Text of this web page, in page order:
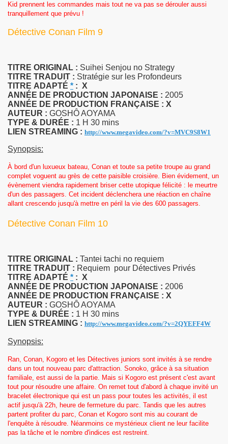
Kid prennent les commandes mais tout ne va pas se dérouler aussi
tranquillement que prévu !
Détective Conan Film 9
TITRE ORIGINAL : Suihei Senjou no Strategy
TITRE TRADUIT : Stratégie sur les Profondeurs
TITRE ADAPTÉ * : X
ANNÉE DE PRODUCTION JAPONAISE : 2005
ANNÉE DE PRODUCTION FRANÇAISE : X
AUTEUR : GOSHÔ AOYAMA
TYPE & DURÉE : 1 H 30 mins
LIEN STREAMING : http://www.megavideo.com/?v=MVC9S8W1
Synopsis:
À bord d'un luxueux bateau, Conan et toute sa petite troupe au grand
complet voguent au grès de cette paisible croisière. Bien évidement, un
évènement viendra rapidement briser cette utopique félicité : le meurtre
d'un des passagers. Cet incident déclenchera une réaction en chaîne
allant crescendo jusqu'à mettre en péril la vie des 600 passagers.
Détective Conan Film 10
TITRE ORIGINAL : Tantei tachi no requiem
TITRE TRADUIT : Requiem pour Détectives Privés
TITRE ADAPTÉ * : X
ANNÉE DE PRODUCTION JAPONAISE : 2006
ANNÉE DE PRODUCTION FRANÇAISE : X
AUTEUR : GOSHÔ AOYAMA
TYPE & DURÉE : 1 H 30 mins
LIEN STREAMING : http://www.megavideo.com/?v=2QYEFF4W
Synopsis:
Ran, Conan, Kogoro et les Détectives juniors sont invités à se rendre
dans un tout nouveau parc d'attraction. Sonoko, grâce à sa situation
familiale, est aussi de la partie. Mais si Kogoro est présent c'est avant
tout pour résoudre une affaire. On remet tout d'abord à chaque invité un
bracelet électronique qui est un pass pour toutes les activités, il est
actif jusqu'à 22h, heure de fermeture du parc. Tandis que les autres
partent profiter du parc, Conan et Kogoro sont mis au courant de
l'enquête à résoudre. Néanmoins ce mystérieux client ne leur facilite
pas la tâche et le nombre d'indices est restreint.